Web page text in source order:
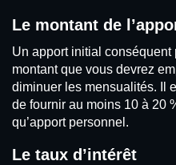
Le montant de
Un apport initial conséquent
montant que vous devrez
diminuer les mensualités. Il
de fournir au moins 10 à 20
qu’apport personnel.
Le taux d’intérêt